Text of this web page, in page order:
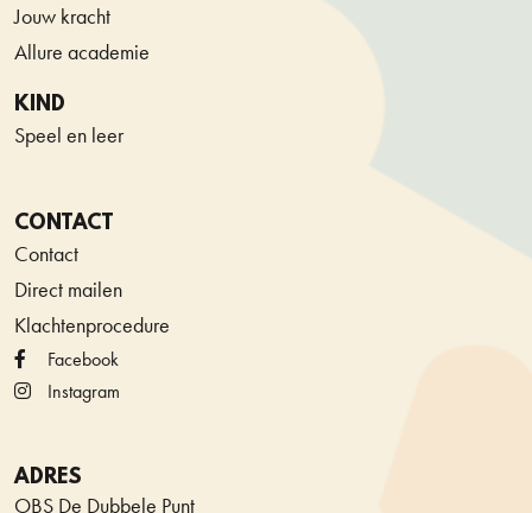
Jouw kracht
Allure academie
KIND
Speel en leer
CONTACT
Contact
Direct mailen
Klachtenprocedure
Facebook
Instagram
ADRES
OBS De Dubbele Punt